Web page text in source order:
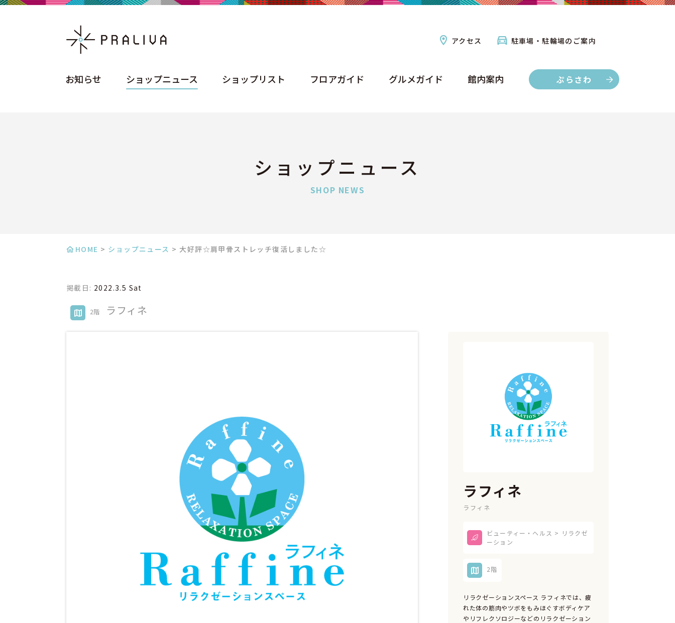
アクセス 駐車場・駐輪場のご案内
お知らせ ショップニュース ショップリスト フロアガイド グルメガイド 館内案内 ぷらさわ
ショップニュース
SHOP NEWS
HOME > ショップニュース > 大好評☆肩甲骨ストレッチ復活しました☆
掲載日: 2022.3.5 Sat
2階 ラフィネ
ラフィネ
ラフィネ
ビューティー・ヘルス > リラクゼ
ーション
2階
リラクゼーションスペース ラフィネでは、疲
れた体の筋肉やツボをもみほぐすボディケア
やリフレクソロジーなどのリラクゼーション